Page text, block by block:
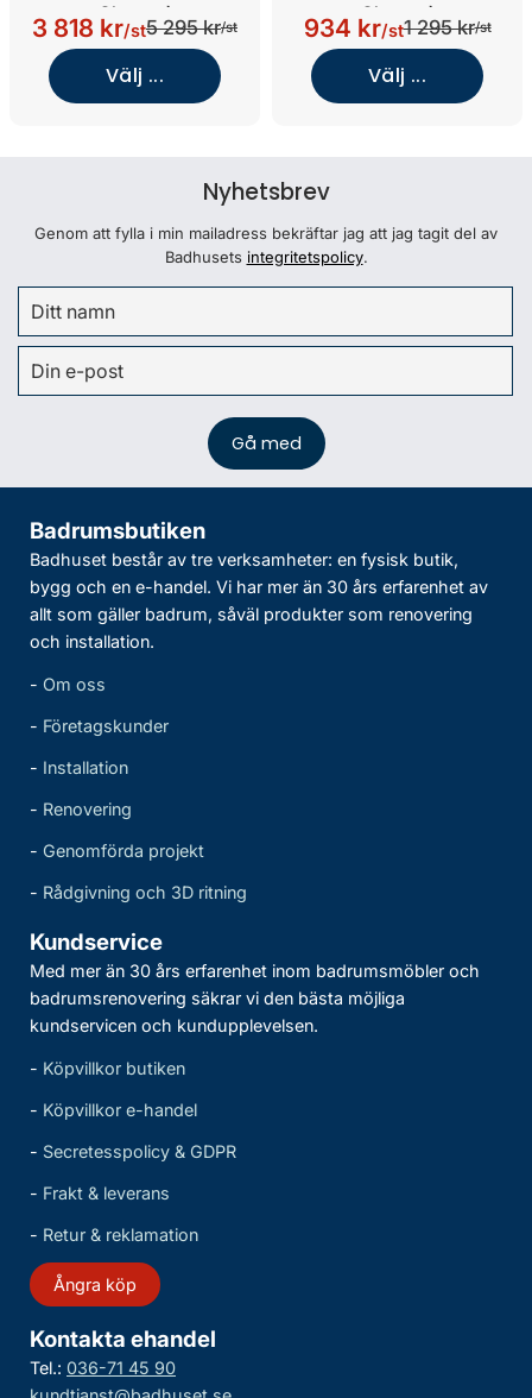
Chrome)
3 818 kr/st5 295 kr/st
Välj ...
Chrome)
934 kr/st1 295 kr/st
Välj ...
Nyhetsbrev
Genom att fylla i min mailadress bekräftar jag att jag tagit del av
Badhusets integritetspolicy.
Badrumsbutiken
Badhuset består av tre verksamheter: en fysisk butik,
bygg och en e-handel. Vi har mer än 30 års erfarenhet av
allt som gäller badrum, såväl produkter som renovering
och installation.
- Om oss
- Företagskunder
- Installation
- Renovering
- Genomförda projekt
- Rådgivning och 3D ritning
Kundservice
Med mer än 30 års erfarenhet inom badrumsmöbler och
badrumsrenovering säkrar vi den bästa möjliga
kundservicen och kundupplevelsen.
- Köpvillkor butiken
- Köpvillkor e-handel
- Secretesspolicy & GDPR
- Frakt & leverans
- Retur & reklamation
Ångra köp
Kontakta ehandel
Tel.: 036-71 45 90